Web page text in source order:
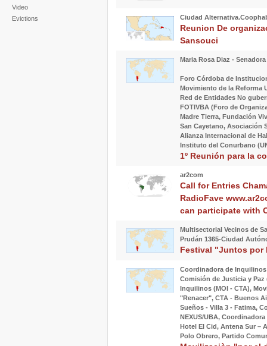
Video
Evictions
Ciudad
Reunion De
Sansouci
Maria Rosa Diaz -
Foro Córdoba de
Movimiento de la Reforma
Red de Entidades No
FOTIVBA (Foro de
Madre Tierra, Fundación
San Cayetano, Asociación
Alianza Internacional de
Instituto del Conurbano
1º Reunión para la
ar2com
Call for Entries
RadioFave
can participate with
Multisectorial Vecinos de
Prudán 1365-Ciudad
Festival "Juntos por
Coordinadora de Inquilinos
Comisión de Justicia y Paz
Inquilinos (MOI - CTA),
"Renacer", CTA - Buenos
Sueños - Villa 3 - Fatima,
NEXUS/UBA,
Hotel El Cid, Antena Sur –
Polo Obrero, Partido